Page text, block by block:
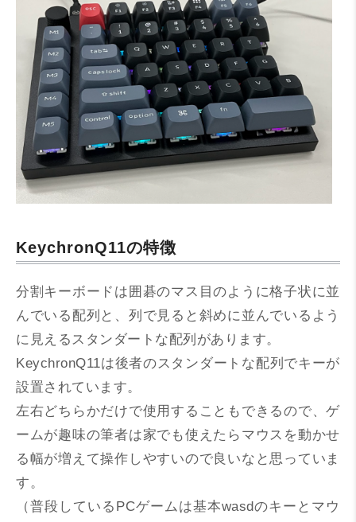
KeychronQ11の特徴
分割キーボードは囲碁のマス目のように格子状に並
んでいる配列と、列で見ると斜めに並んでいるよう
に見えるスタンダートな配列があります。
KeychronQ11は後者のスタンダートな配列でキーが
設置されています。
左右どちらかだけで使用することもできるので、ゲ
ームが趣味の筆者は家でも使えたらマウスを動かせ
る幅が増えて操作しやすいので良いなと思っていま
す。
（普段しているPCゲームは基本wasdのキーとマウ